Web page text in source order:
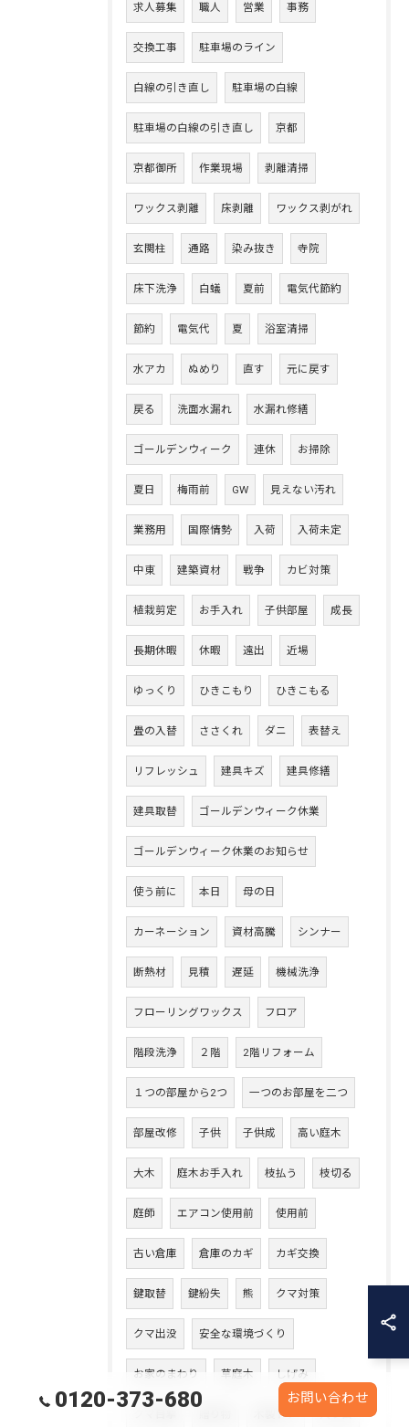
求人募集 職人 営業 事務
交換工事 駐車場のライン
白線の引き直し 駐車場の白線
駐車場の白線の引き直し 京都
京都御所 作業現場 剥離清掃
ワックス剥離 床剥離 ワックス剥がれ
玄関柱 通路 染み抜き 寺院
床下洗浄 白蟻 夏前 電気代節約
節約 電気代 夏 浴室清掃
水アカ ぬめり 直す 元に戻す
戻る 洗面水漏れ 水漏れ修繕
ゴールデンウィーク 連休 お掃除
夏日 梅雨前 GW 見えない汚れ
業務用 国際情勢 入荷 入荷未定
中東 建築資材 戦争 カビ対策
植栽剪定 お手入れ 子供部屋 成長
長期休暇 休暇 遠出 近場
ゆっくり ひきこもり ひきこもる
畳の入替 ささくれ ダニ 表替え
リフレッシュ 建具キズ 建具修繕
建具取替 ゴールデンウィーク休業
ゴールデンウィーク休業のお知らせ
使う前に 本日 母の日
カーネーション 資材高騰 シンナー
断熱材 見積 遅延 機械洗浄
フローリングワックス フロア
階段洗浄 ２階 2階リフォーム
１つの部屋から2つ 一つのお部屋を二つ
部屋改修 子供 子供成 高い庭木
大木 庭木お手入れ 枝払う 枝切る
庭師 エアコン使用前 使用前
古い倉庫 倉庫のカギ カギ交換
鍵取替 鍵紛失 熊 クマ対策
クマ出没 安全な環境づくり
お家のまわり 草庭木 しげみ
木製ドア 入り口
0120-373-680 お問い合わせ